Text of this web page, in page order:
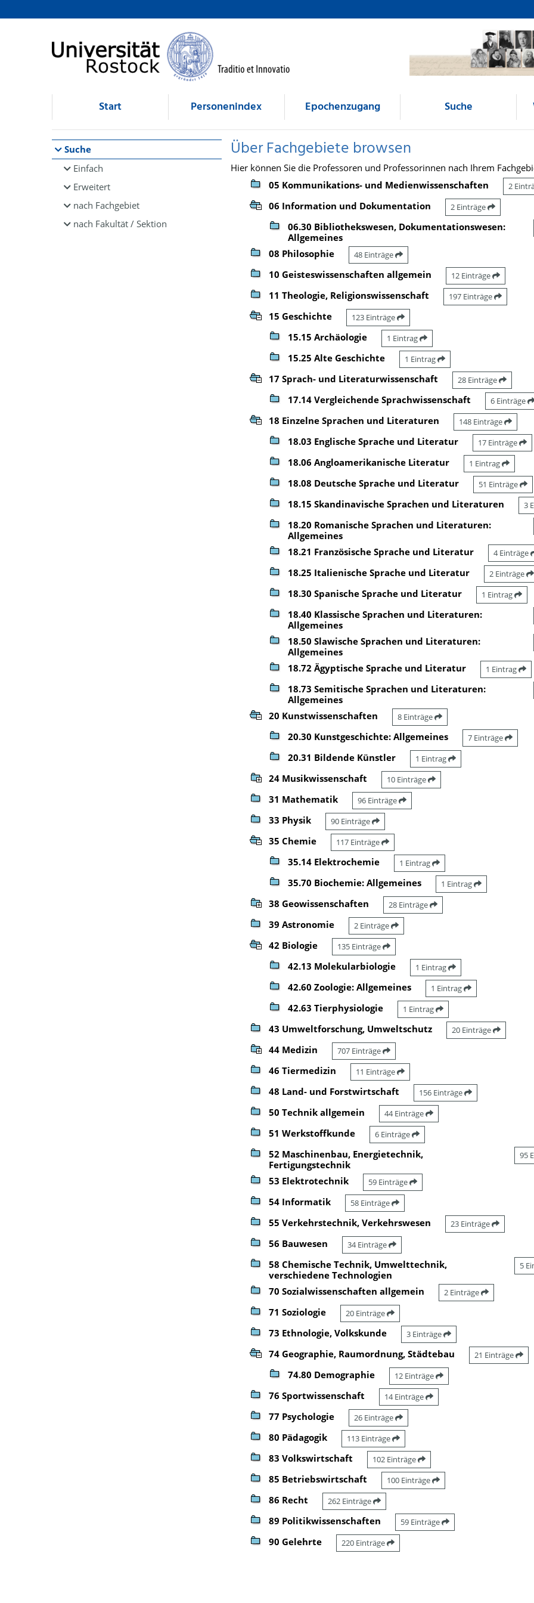
Browsen
direkt zum Inhalt
Start Personenindex Epochenzugang Suche
Suche
Einfach
Erweitert
nach Fachgebiet
nach Fakultät / Sektion
Über Fachgebiete browsen
Hier können Sie die Professoren und Professorinnen nach Ihrem
05 Kommunikations- und Medienwissenschaften
2
06 Information und Dokumentation 2 Einträge
06.30 Bibliothekswesen, Dokumentationswesen:
Allgemeines
08 Philosophie 48 Einträge
10 Geisteswissenschaften allgemein 12 Einträge
11 Theologie, Religionswissenschaft 197 Einträge
15 Geschichte 123 Einträge
15.15 Archäologie 1 Eintrag
15.25 Alte Geschichte 1 Eintrag
17 Sprach- und Literaturwissenschaft 28 Einträge
17.14 Vergleichende Sprachwissenschaft 6 Einträge
18 Einzelne Sprachen und Literaturen 148 Einträge
18.03 Englische Sprache und Literatur 17 Einträge
18.06 Angloamerikanische Literatur 1 Eintrag
18.08 Deutsche Sprache und Literatur 51 Einträge
18.15 Skandinavische Sprachen und Literaturen 3
18.20 Romanische Sprachen und Literaturen:
Allgemeines
18.21 Französische Sprache und Literatur 4 Einträge
18.25 Italienische Sprache und Literatur 2 Einträge
18.30 Spanische Sprache und Literatur 1 Eintrag
18.40 Klassische Sprachen und Literaturen:
Allgemeines
18.50 Slawische Sprachen und Literaturen:
Allgemeines
18.72 Ägyptische Sprache und Literatur 1 Eintrag
18.73 Semitische Sprachen und Literaturen:
Allgemeines
20 Kunstwissenschaften 8 Einträge
20.30 Kunstgeschichte: Allgemeines 7 Einträge
20.31 Bildende Künstler 1 Eintrag
24 Musikwissenschaft 10 Einträge
31 Mathematik 96 Einträge
33 Physik 90 Einträge
35 Chemie 117 Einträge
35.14 Elektrochemie 1 Eintrag
35.70 Biochemie: Allgemeines 1 Eintrag
38 Geowissenschaften 28 Einträge
39 Astronomie 2 Einträge
42 Biologie 135 Einträge
42.13 Molekularbiologie 1 Eintrag
42.60 Zoologie: Allgemeines 1 Eintrag
42.63 Tierphysiologie 1 Eintrag
43 Umweltforschung, Umweltschutz 20 Einträge
44 Medizin 707 Einträge
46 Tiermedizin 11 Einträge
48 Land- und Forstwirtschaft 156 Einträge
50 Technik allgemein 44 Einträge
51 Werkstoffkunde 6 Einträge
52 Maschinenbau, Energietechnik,
Fertigungstechnik
95
53 Elektrotechnik 59 Einträge
54 Informatik 58 Einträge
55 Verkehrstechnik, Verkehrswesen 23 Einträge
56 Bauwesen 34 Einträge
58 Chemische Technik, Umwelttechnik,
verschiedene Technologien
5
70 Sozialwissenschaften allgemein 2 Einträge
71 Soziologie 20 Einträge
73 Ethnologie, Volkskunde 3 Einträge
74 Geographie, Raumordnung, Städtebau 21 Einträge
74.80 Demographie 12 Einträge
76 Sportwissenschaft 14 Einträge
77 Psychologie 26 Einträge
80 Pädagogik 113 Einträge
83 Volkswirtschaft 102 Einträge
85 Betriebswirtschaft 100 Einträge
86 Recht 262 Einträge
89 Politikwissenschaften 59 Einträge
90 Gelehrte 220 Einträge